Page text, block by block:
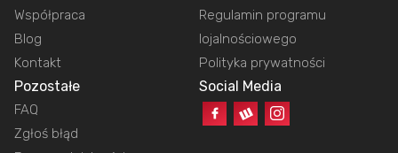
Współpraca
Blog
Kontakt
Regulamin programu
lojalnościowego
Polityka prywatności
Pozostałe
FAQ
Zgłoś błąd
Social Media